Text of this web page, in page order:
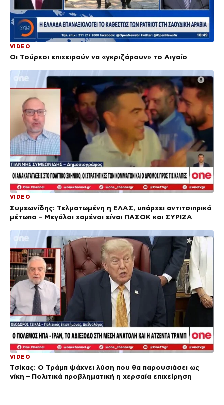
VIDEO
Οι Τούρκοι επιχειρούν να «γκριζάρουν» το Αιγαίο
VIDEO
Συμεωνίδης: Τελματωμένη η ΕΛΑΣ, υπάρχει αντιτσιπρικό
μέτωπο – Μεγάλοι χαμένοι είναι ΠΑΣΟΚ και ΣΥΡΙΖΑ
VIDEO
Τσίκας: Ο Τράμπ ψάχνει λύση που θα παρουσιάσει ως
νίκη – Πολιτικά προβληματική η χερσαία επιχείρηση